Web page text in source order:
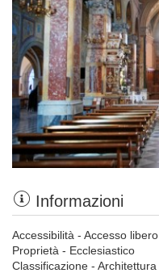
Informazioni
Accessibilità - Accesso libero
Proprietà - Ecclesiastico
Classificazione - Architettura